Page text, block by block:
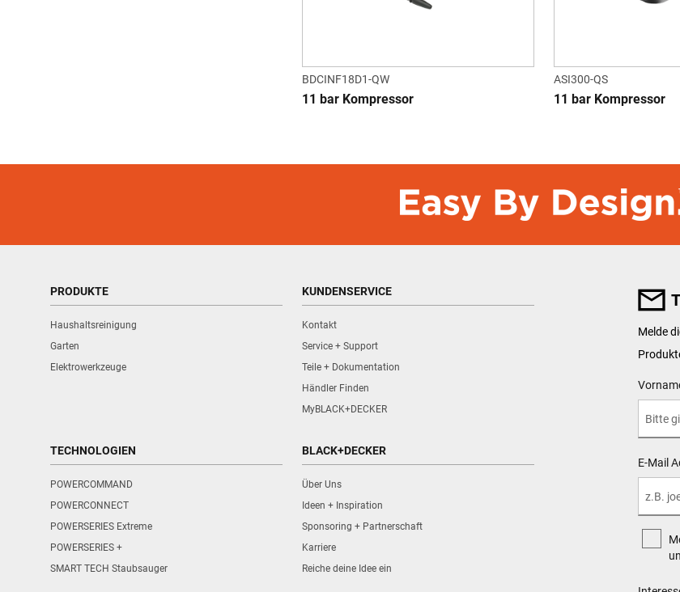
BDCINF18D1-QW
11 bar Kompressor
ASI300-QS
11 bar Kompressor
PRODUKTE
Haushaltsreinigung
Garten
Elektrowerkzeuge
KUNDENSERVICE
Kontakt
Service + Support
Teile + Dokumentation
Händler Finden
MyBLACK+DECKER
TECHNOLOGIEN
POWERCOMMAND
POWERCONNECT
POWERSERIES Extreme
POWERSERIES +
SMART TECH Staubsauger
BLACK+DECKER
Über Uns
Ideen + Inspiration
Sponsoring + Partnerschaft
Karriere
Reiche deine Idee ein
Melde
User
E-Mail